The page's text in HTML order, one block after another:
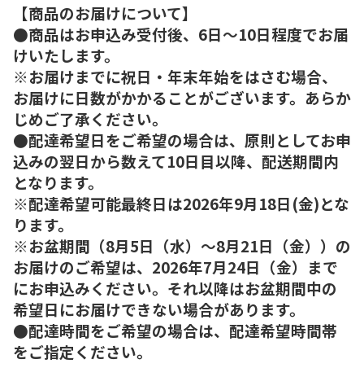
【商品のお届けについて】
●商品はお申込み受付後、6日～10日程度でお届
けいたします。
※お届けまでに祝日・年末年始をはさむ場合、
お届けに日数がかかることがございます。あらか
じめご了承ください。
●配達希望日をご希望の場合は、原則としてお申
込みの翌日から数えて10日目以降、配送期間内
となります。
※配達希望可能最終日は2026年9月18日(金)とな
ります。
※お盆期間（8月5日（水）～8月21日（金））の
お届けのご希望は、2026年7月24日（金）まで
にお申込みください。それ以降はお盆期間中の
希望日にお届けできない場合があります。
●配達時間をご希望の場合は、配達希望時間帯
をご指定ください。